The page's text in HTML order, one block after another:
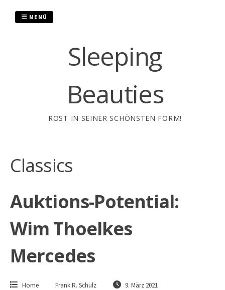
Sleeping
Beauties
ROST IN SEINER SCHÖNSTEN FORM!
MENÜ
Classics
Auktions-Potential:
Wim Thoelkes
Mercedes
Home Frank R. Schulz 9. März 2021